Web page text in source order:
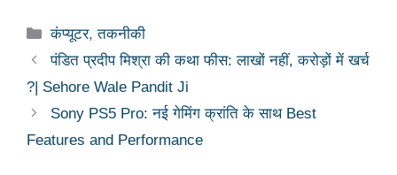
at
s
A
p
p
c
e
b
o
o
k
e
dI
n
y
Li
n
k
gr
m
e
Categories
कंप्यूटर,तकनीकी
पंडित प्रदीप मिश्रा की कथा फीस: लाखों नहीं, करोड़ों में खर्च
?| Sehore Wale Pandit Ji
Sony PS5 Pro: नई गेमिंग क्रांति के साथ Best
Features and Performance